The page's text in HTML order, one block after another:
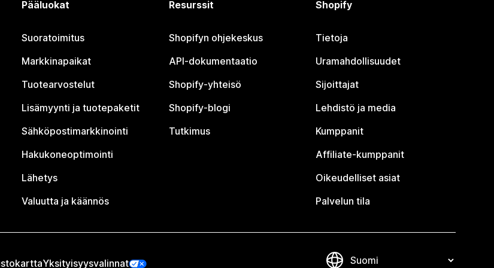
Pääluokat
Suoratoimitus
Markkinapaikat
Tuotearvostelut
Lisämyynti ja tuotepaketit
Sähköpostimarkkinointi
Hakukoneoptimointi
Lähetys
Valuutta ja käännös
Resurssit
Shopifyn ohjekeskus
API-dokumentaatio
Shopify-yhteisö
Shopify-blogi
Tutkimus
Shopify
Tietoja
Uramahdollisuudet
Sijoittajat
Lehdistö ja media
Kumppanit
Affiliate-kumppanit
Oikeudelliset asiat
Palvelun tila
Yksityisyysvalinnat